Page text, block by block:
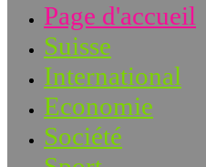
Page d'accueil
Suisse
International
Economie
Société